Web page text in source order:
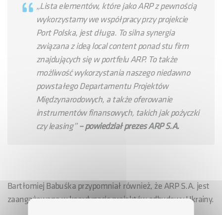
„Lista elementów, które jako ARP z pewnością
wykorzystamy we współpracy przy projekcie
Port Polska, jest długa. To silna synergia
związana z ideą local content ponad stu firm
znajdujących się w portfelu ARP. To także
możliwość wykorzystania naszego niedawno
powstałego Departamentu Projektów
Międzynarodowych, a także oferowanie
instrumentów finansowych, takich jak pożyczki
czy leasing”– powiedział prezes ARP S.A.
Bartłomiej Babuśka przypomniał również, że ARP S.A. jest
zaangażowana w koordynacje projektów odbudowy Ukrainy.